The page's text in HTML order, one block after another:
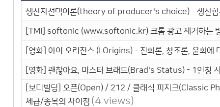
생산자선택이론(theory of producer's choice) - 생산
[TMI] softonic (www.softonic.kr) 크롬 광고 제거하는
[영화] 아이 오리진스 (I Origins) - 진화론, 창조론, 윤회에
[영화] 괜찮아요, 미스터 브래드(Brad's Status) - 1인칭
[보디빌딩] 오픈(Open) / 212 / 클래식 피지크(Classic
체급/종목의 차이점 (4 views)